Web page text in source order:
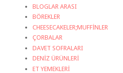
BLOGLAR ARASI
BÖREKLER
CHEESECAKELER;MUFFİNLER
ÇORBALAR
DAVET SOFRALARI
DENİZ ÜRÜNLERİ
ET YEMEKLERİ